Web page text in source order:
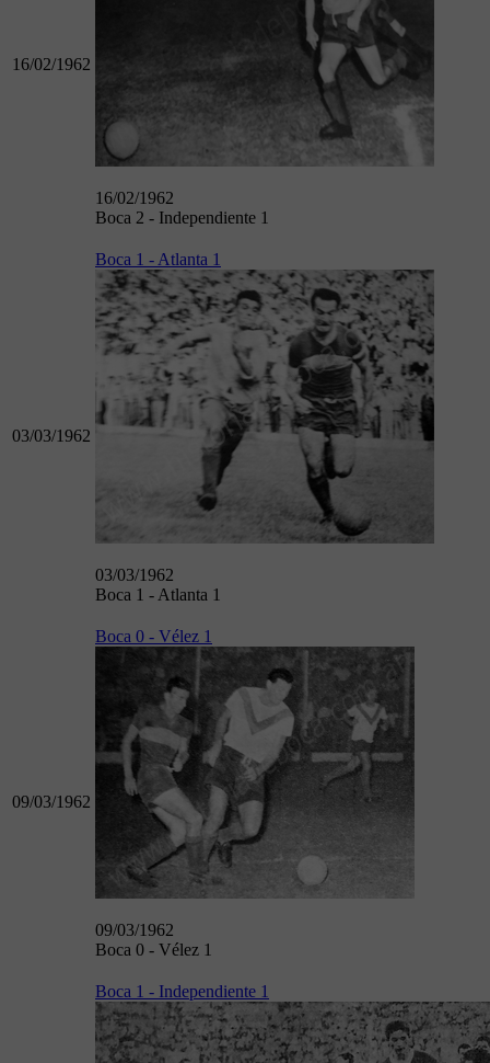
16/02/1962
16/02/1962
Boca 2 - Independiente 1
03/03/1962
Boca 1 - Atlanta 1
03/03/1962
Boca 1 - Atlanta 1
09/03/1962
Boca 0 - Vélez 1
09/03/1962
Boca 0 - Vélez 1
Boca 1 - Independiente 1